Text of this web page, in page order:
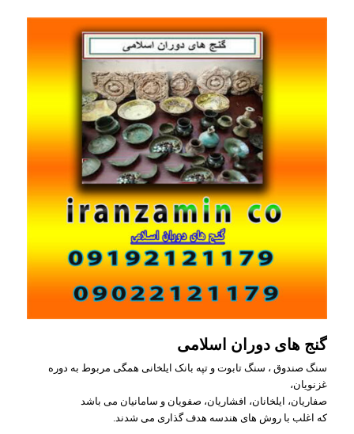
گنج های دوران اسلامی
سنگ صندوق ، سنگ تابوت و تپه بانک ایلخانی همگی مربوط به دوره
غزنویان،
صفاریان، ایلخانان، افشاریان، صفویان و سامانیان می باشد
که اغلب با روش های هندسه هدف گذاری می شدند.